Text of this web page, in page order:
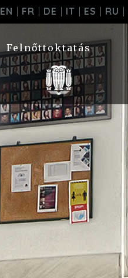
EN FR DE IT ES RU
Felnőttoktatás